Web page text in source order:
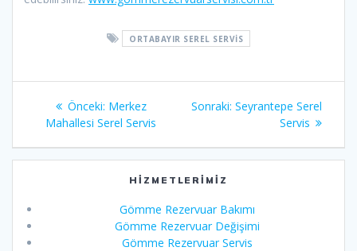
ORTABAYIR SEREL SERVIS
Yazı
gezinmesi
Önceki: Önceki
yazı:
Merkez
Mahallesi Serel Servis
Sonraki: Sonraki
Seyrantepe Serel
Servis
HIZMETLERIMIZ
Gömme Rezervuar Bakımı
Gömme Rezervuar Değişimi
Gömme Rezervuar Servis